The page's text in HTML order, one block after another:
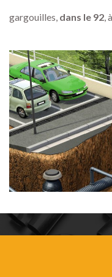
gargouilles, dans le 92,